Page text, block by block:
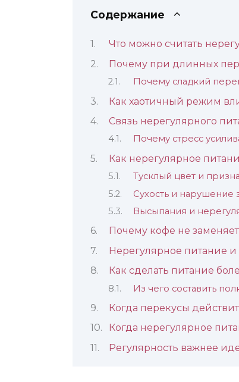
Содержание
Что можно считать
Почему при длинных
Почему сладкий
Как хаотичный режим
Связь нерегулярного
Почему стресс
Как нерегулярное
Тусклый цвет и
Сухость и нарушение
Высыпания и
Почему кофе не
Нерегулярное питание
Как сделать питание
Из чего составить
Когда перекусы
Когда нерегулярное
Регулярность важнее